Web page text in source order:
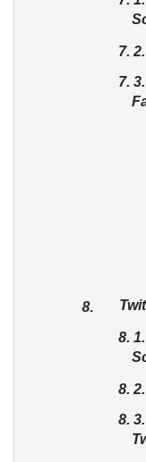
7. 2.
7. 3.
8.
8. 1.
8. 2.
8. 3.